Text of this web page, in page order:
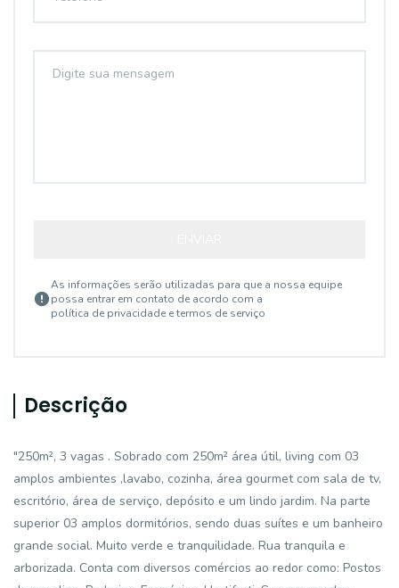
As informações serão utilizadas para que a nossa equipe
possa entrar em contato de acordo com a
política de privacidade e termos de serviço
Descrição
"250m², 3 vagas . Sobrado com 250m² área útil, living com 03
amplos ambientes ,lavabo, cozinha, área gourmet com sala de tv,
escritório, área de serviço, depósito e um lindo jardim. Na parte
superior 03 amplos dormitórios, sendo duas suítes e um banheiro
grande social. Muito verde e tranquilidade. Rua tranquila e
arborizada. Conta com diversos comércios ao redor como: Postos